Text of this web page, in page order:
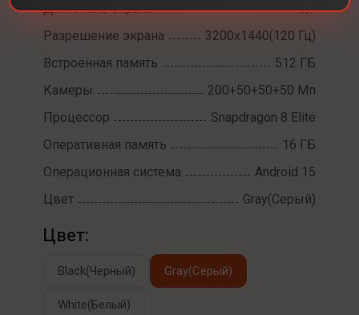
Диагональ экрана
6,7
Разрешение экрана
3200x1440(120 Гц)
Встроенная память
512 ГБ
Камеры
200+50+50+50 Мп
Процессор
Snapdragon 8 Elite
Оперативная память
16 ГБ
Операционная система
Android 15
Цвет
Gray(Серый)
Цвет:
Black(Черный) Gray(Серый)
White(Белый)